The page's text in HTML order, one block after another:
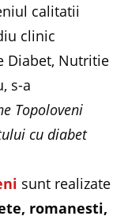
calitatii
clinic
Diabet, Nutritie
s-a
Topoloveni
cu diabet
sunt realizate
romanesti,